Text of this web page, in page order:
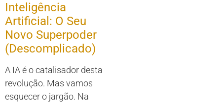
Inteligência
Artificial: O Seu
Novo Superpoder
(Descomplicado)
A IA é o catalisador desta
revolução. Mas vamos
esquecer o jargão. Na